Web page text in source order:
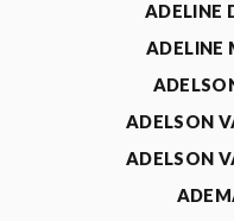
ADELINE
ADELINE
ADELSON
ADELSON